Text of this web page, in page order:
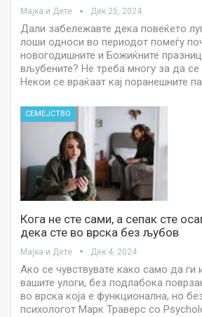
Мајка и Дете Дек 25, 2024
Дали забележавте дека повеќето
лоши односи во периодот помеѓу
новогодишните и Божиќните
вљубените? Не треба многу за да
Некои се враќаат кај поранешните
СЕМЕЈСТВО
Кога не сте сами, а сепак сте
дека сте во врска без љубов
Мајка и Дете Дек 4, 2024
Ако се чувствувате како само да ги
вашите улоги, без подлабока
во врска која е функционална, но
психологот Марк Траверс со